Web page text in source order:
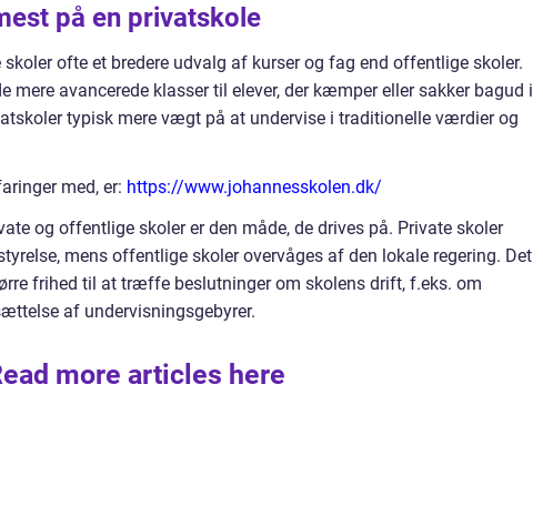
på en privatskole
ofte et bredere udvalg af kurser og fag end offentlige skoler.
mere avancerede klasser til elever, der kæmper eller sakker bagud i
typisk mere vægt på at undervise i traditionelle værdier og
med, er: https://www.johannesskolen.dk/
og offentlige skoler er den måde, de drives på. Private skoler
mens offentlige skoler overvåges af den lokale regering. Det
frihed til at træffe beslutninger om skolens drift, f.eks. om
af undervisningsgebyrer.
more articles here